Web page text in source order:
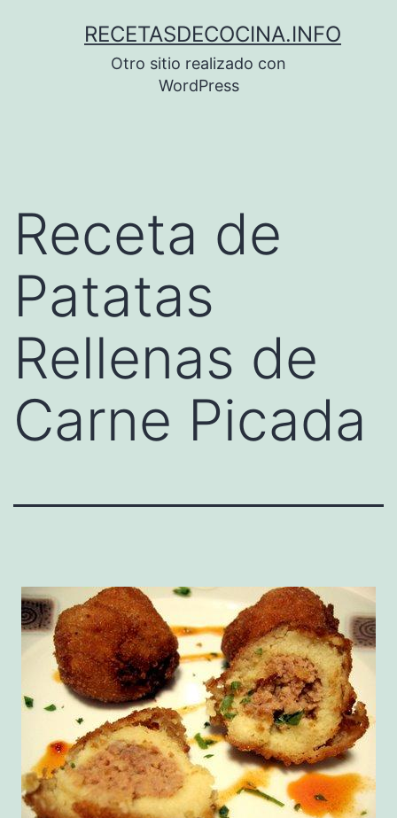
RECETASDECOCINA.INFO
Otro sitio realizado con
WordPress
Receta de
Patatas
Rellenas de
Carne Picada